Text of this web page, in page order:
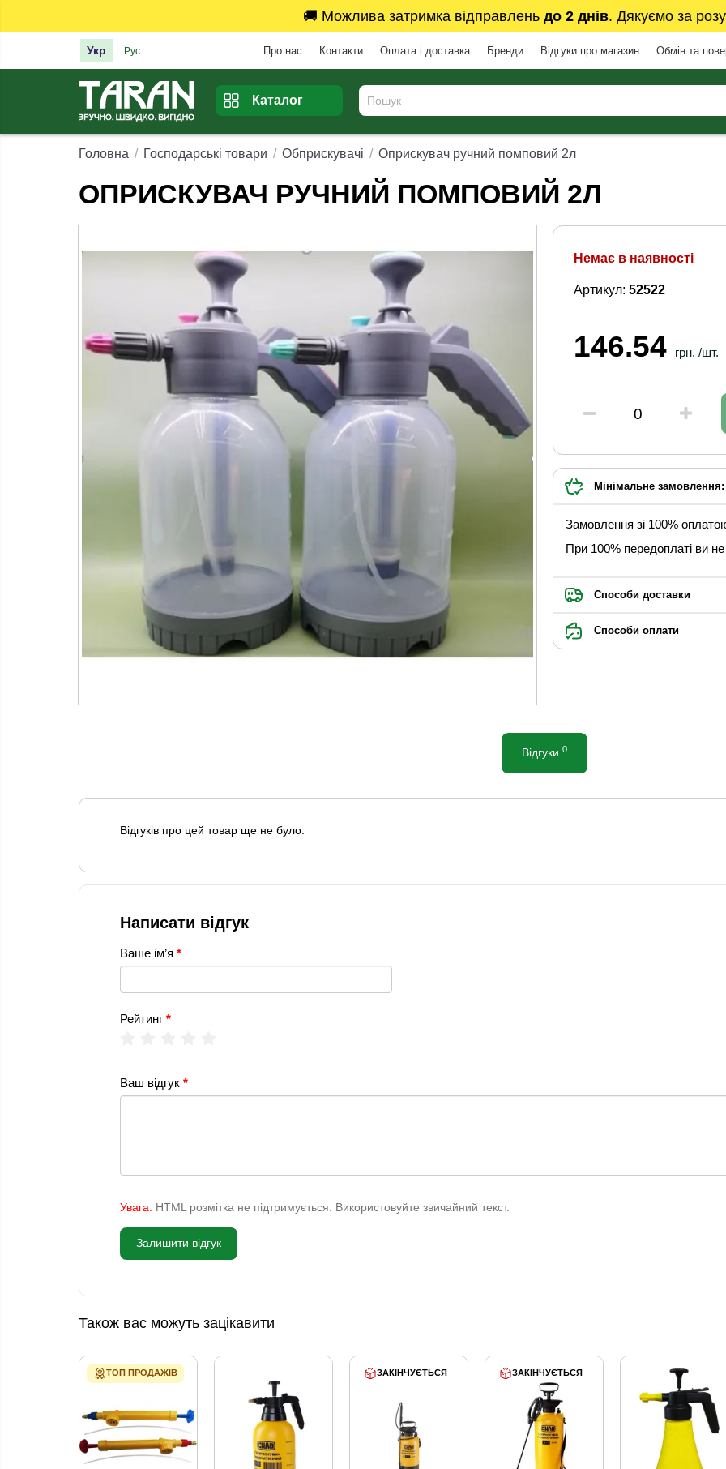
🚚 Можлива затримка відправлень до 2 днів. Дякуємо за
Укр Рус Про нас Контакти Оплата і доставка Бренди Відгуки про магазин Обмін та
Каталог
Головна Господарські товари Обприскувачі Оприскувач ручний помповий 2л
ОПРИСКУВАЧ РУЧНИЙ ПОМПОВИЙ 2Л
Немає в наявності
Артикул: 52522
146.54 грн. /шт.
Мінімальне замовлення:
Замовлення зі 100%
При 100% передоплаті ви
Способи доставки
Способи оплати
Відгуки 0
Відгуків про цей товар ще не було.
Написати відгук
Ваше ім’я
Рейтинг
Ваш відгук
Увага: HTML розмітка не підтримується. Використовуйте звичайний текст.
Залишити відгук
Також вас можуть зацікавити
ТОП ПРОДАЖІВ ЗАКІНЧУЄТЬСЯ ЗАКІНЧУЄТЬСЯ